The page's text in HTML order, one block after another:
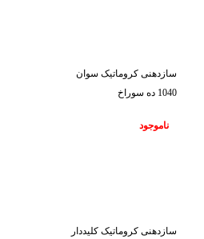
سازدهنی کروماتیک سوان
1040 ده سوراخ
ناموجود
سازدهنی کروماتیک کلیددار